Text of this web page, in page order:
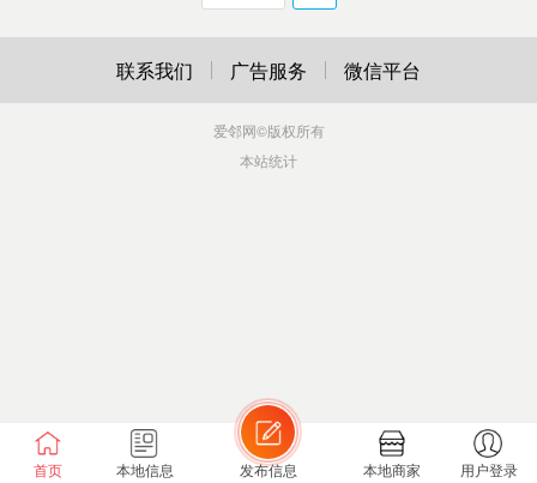
首页 本地信息 发布信息 本地商家 用户登录
联系我们 广告服务 微信平台
爱邻网©版权所有
本站统计